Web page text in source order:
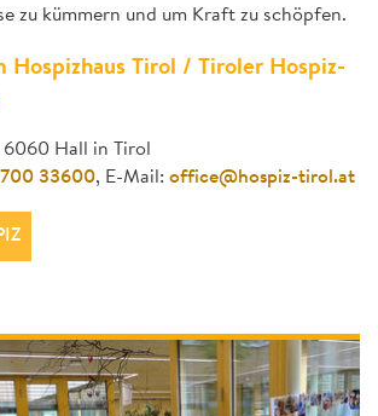
zu kümmern und um Kraft zu schöpfen.
Hospizhaus Tirol / Tiroler Hospiz-
Hall in Tirol
33600, E-Mail: office@hospiz-tirol.at